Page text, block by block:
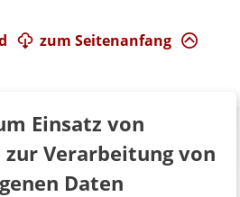
zum Seitenanfang
Einsatz von
zur Verarbeitung von
Daten